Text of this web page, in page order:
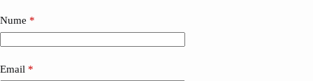
Nume *
Email *